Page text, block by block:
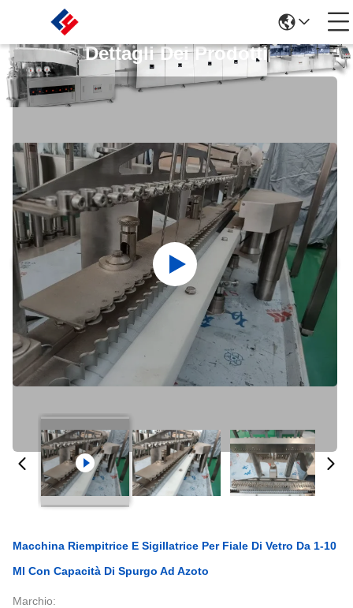
Dettagli Dei Prodotti
Macchina Riempitrice E Sigillatrice Per Fiale Di Vetro Da 1-10
Ml Con Capacità Di Spurgo Ad Azoto
Marchio: